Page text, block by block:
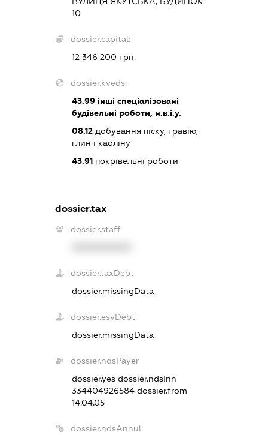
10
dossier.capital:
12 346 200 грн.
dossier.kveds:
43.99інші спеціалізовані
будівельні роботи, н.в.і.у.
08.12добування піску, гравію,
глин і каоліну
43.91покрівельні роботи
dossier.tax
dossier.staff
dossier.taxDebt
dossier.missingData
dossier.esvDebt
dossier.missingData
dossier.ndsPayer
dossier.yes dossier.ndsInn
334404926584 dossier.from
14.04.05
dossier.ndsAnnul